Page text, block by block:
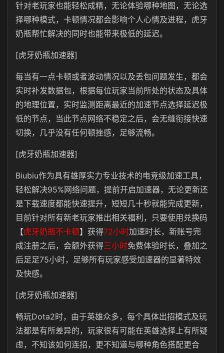
针对老玩家也能轻松成精，无论体验哪种地图，无论选
择哪种模式，卡顿情况都会影响个人心情及进程，虎牙
奶瓶帮忙解决的同时也能带来极低的延迟。
[虎牙奶瓶加速器]
每当有一点卡顿或者波动情况以及丢包问题发生，都会
实时补发数据包，根据每位玩家当前所处的状态及具体
的地理位置，实时监测距离最近的加速节点选择延迟极
低的节点，当此节点网络不稳定之后，会无缝衔接快速
切换，几乎没有任何顿挫感，足够流畅。
[虎牙奶瓶加速器]
Biubiu作为具有雄厚实力专业技术的电竞级加速工具，
轻松解决95%网络问题，提前开启加速器，无论更新还
是下载速度都能快速提升，短短几十秒就能完成更新，
目前针对所有新老玩家推出相关福利，只要使用兑换码
【虎牙奶瓶不卡顿】获得72小时加速时长，新账号完
成注册之后，会额外获得三小时免费体验时长，叠加之
后足足75小时，足够所有玩家感受加速器的显著特效
及快感。
[虎牙奶瓶加速器]
畅玩Dota2时，由于英雄众多，每个具体出招模式及玩
法都是有所差异的，玩家很有可能在英雄选择上有所疑
虑，不知该如何连招，更不知道与哪种角色搭配更合